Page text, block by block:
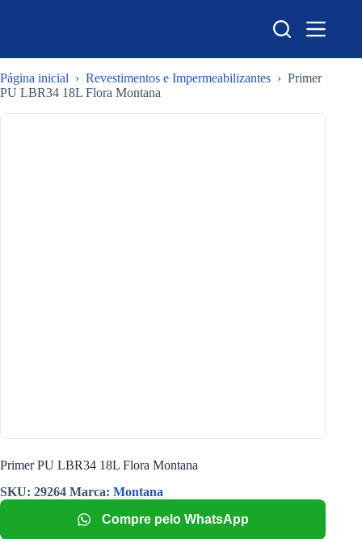
Página inicial › Revestimentos e Impermeabilizantes › Primer
PU LBR34 18L Flora Montana
Primer PU LBR34 18L Flora Montana
SKU: 29264 Marca: Montana
Compre pelo WhatsApp